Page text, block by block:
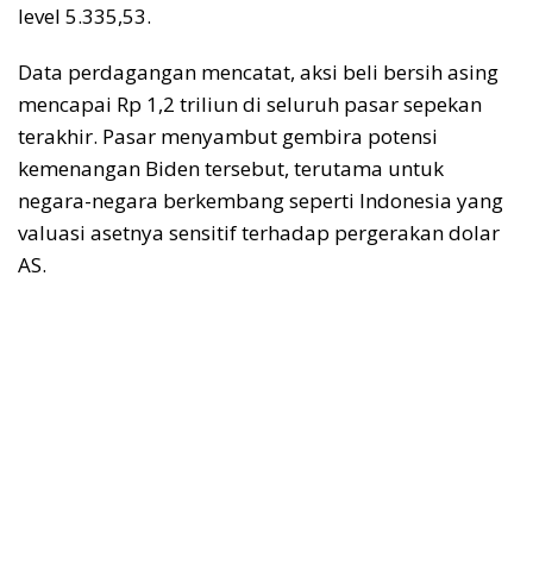
level 5.335,53.
Data perdagangan mencatat, aksi beli bersih asing
mencapai Rp 1,2 triliun di seluruh pasar sepekan
terakhir. Pasar menyambut gembira potensi
kemenangan Biden tersebut, terutama untuk
negara-negara berkembang seperti Indonesia yang
valuasi asetnya sensitif terhadap pergerakan dolar
AS.